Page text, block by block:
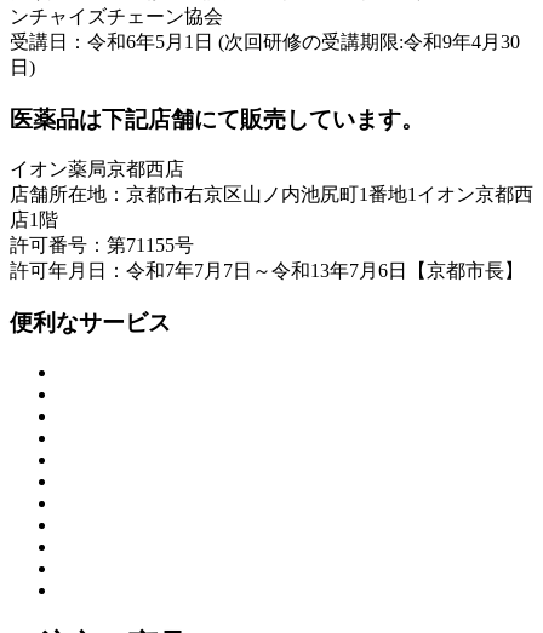
ンチャイズチェーン協会
受講日：令和6年5月1日 (次回研修の受講期限:令和9年4月30
日)
医薬品は下記店舗にて販売しています。
イオン薬局京都西店
店舗所在地：京都市右京区山ノ内池尻町1番地1イオン京都西
店1階
許可番号：第71155号
許可年月日：令和7年7月7日～令和13年7月6日【京都市長】
便利なサービス